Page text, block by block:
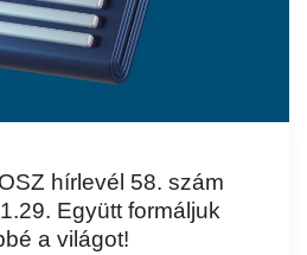
hírlevél 58. szám
Együtt formáljuk
a világot!